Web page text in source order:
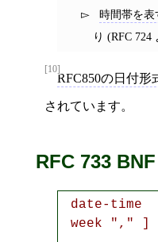
時間帯を
り (RFC 724
[10]
RFC850の日付形
されています。
RFC 733 BNF
date-time
week "," ]